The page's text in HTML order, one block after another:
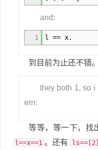
and:
1 l ==x.
到目前为止还不错。
they both 1, so i
ern:
等等，等一下，找
l==x==1 。还有 ls==[2]